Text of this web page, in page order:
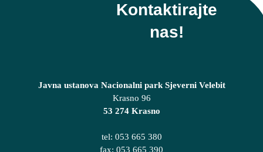
Kontaktirajte
nas!
Javna ustanova Nacionalni park Sjeverni Velebit
Krasno 96
53 274 Krasno
tel: 053 665 380
fax: 053 665 390